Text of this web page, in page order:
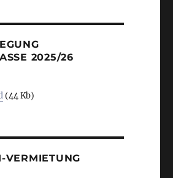
2025/26
(44 Kb)
VERMIETUNG